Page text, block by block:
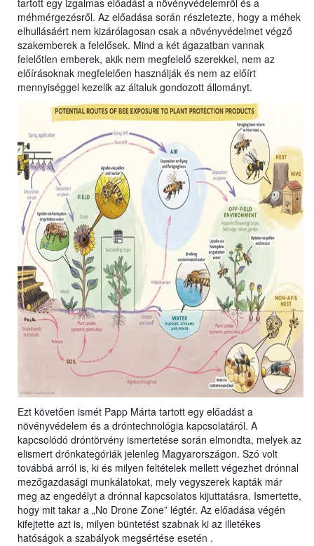
tartott egy izgalmas előadást a növényvédelemről és a
méhmérgezésről. Az előadása során részletezte, hogy a méhek
elhullásáért nem kizárólagosan csak a növényvédelmet végző
szakemberek a felelősek. Mind a két ágazatban vannak
felelőtlen emberek, akik nem megfelelő szerekkel, nem az
előírásoknak megfelelően használják és nem az előírt
mennyiséggel kezelik az általuk gondozott állományt.
Ezt követően ismét Papp Márta tartott egy előadást a
növényvédelem és a dróntechnológia kapcsolatáról. A
kapcsolódó dróntörvény ismertetése során elmondta, melyek az
elismert drónkategóriák jelenleg Magyarországon. Szó volt
továbbá arról is, ki és milyen feltételek mellett végezhet drónnal
mezőgazdasági munkálatokat, mely vegyszerek kapták már
meg az engedélyt a drónnal kapcsolatos kijuttatásra. Ismertette,
hogy mit takar a „No Drone Zone” légtér. Az előadása végén
kifejtette azt is, milyen büntetést szabnak ki az illetékes
hatóságok a szabályok megsértése esetén .